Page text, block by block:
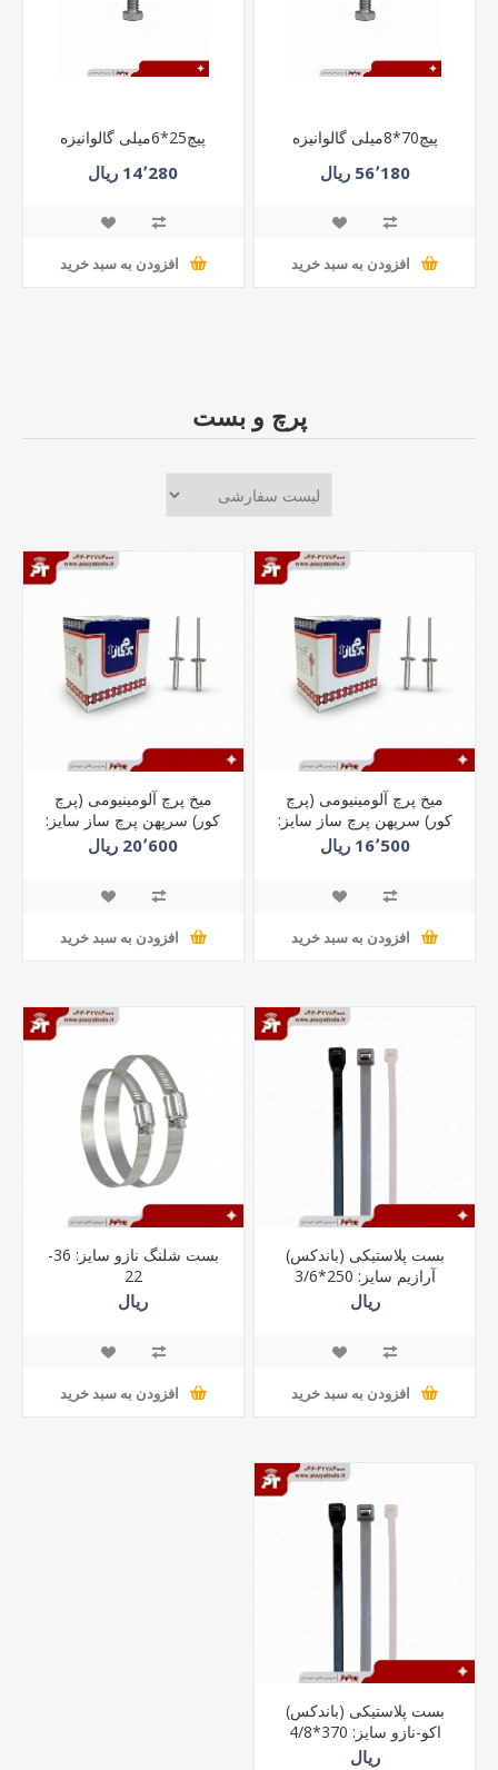
پیچ70*8میلی گالوانیزه
56٬180 ریال
افزودن به سبد خرید
پیچ25*6میلی گالوانیزه
14٬280 ریال
افزودن به سبد خرید
پرچ و بست
میخ پرچ آلومینیومی (پرچ
کور) سرپهن پرچ ساز سایز:
12*5
16٬500 ریال
افزودن به سبد خرید
میخ پرچ آلومینیومی (پرچ
کور) سرپهن پرچ ساز سایز:
21*4
20٬600 ریال
افزودن به سبد خرید
بست پلاستیکی (باندکس)
آرازیم سایز: 250*3/6
ریال
افزودن به سبد خرید
بست شلنگ نازو سایز: 36-
22
ریال
افزودن به سبد خرید
بست پلاستیکی (باندکس)
اکو-نازو سایز: 370*4/8
ریال